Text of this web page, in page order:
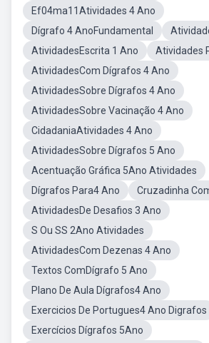
Ef04ma11Atividades 4 Ano
Dígrafo 4 AnoFundamental
AtividadesEscrita 1 Ano
Atividades
AtividadesCom Dígrafos 4 Ano
AtividadesSobre Dígrafos 4 Ano
AtividadesSobre Vacinação 4 Ano
CidadaniaAtividades 4 Ano
AtividadesSobre Dígrafos 5 Ano
Acentuação Gráfica 5Ano Atividades
Dígrafos Para4 Ano
Cruzadinha
AtividadesDe Desafios 3 Ano
S Ou SS 2Ano Atividades
AtividadesCom Dezenas 4 Ano
Textos ComDígrafo 5 Ano
Plano De Aula Dígrafos4 Ano
Exercicios De Portugues4 Ano Digrafos
Exercícios Dígrafos 5Ano